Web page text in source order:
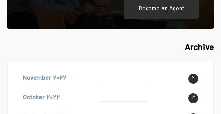
Become an Agent
Archive
November ۲۰۲۲ ۶
October ۲۰۲۲ ۳